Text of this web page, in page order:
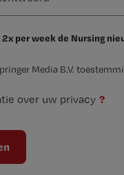
2x per week de Nursing
Media B.V.
over uw privacy ?